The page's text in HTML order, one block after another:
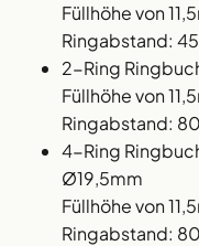
Füllhöhe von
Ringabstand:
2-Ring
Füllhöhe von
Ringabstand:
4-Ring
Ø19,5mm
Füllhöhe von
Ringabstand: